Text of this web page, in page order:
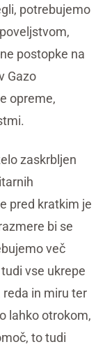
potrebujemo
postopke na
Gazo
opreme,
zaskrbljen
pred kratkim je
bi se
več
vse ukrepe
in miru ter
lahko otrokom,
to tudi